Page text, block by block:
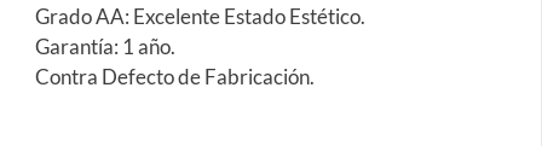
Grado AA: Excelente Estado Estético.
Garantía: 1 año.
Contra Defecto de Fabricación.